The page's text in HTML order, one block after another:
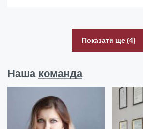
Показати ще (4)
Наша команда